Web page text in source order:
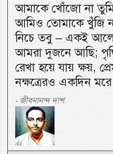
আমাকে খোঁজো না
আমিও তোমাকে খুঁজি
নিচে তবু – একই আলো
আমরা দুজনে আছি;
রেখা হয়ে যায় ক্ষয়,
নক্ষত্রেরও একদিন
- জীবনানন্দ দাশ